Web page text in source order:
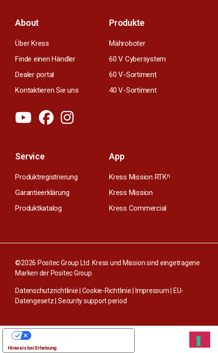
About
Über Kress
Finde einen Händler
Dealer portal
Kontaktieren Sie uns
Produkte
Mähroboter
60 V Cybersystem
60 V-Sortiment
40 V-Sortiment
Service
Produktregistrierung
Garantieerklärung
Produktkatalog
App
Kress Mission RTKn
Kress Mission
Kress Commercial
©2026 Positec Group Ltd. Kress und Mission sind eingetragene
Marken der Positec Group.
Datenschutzrichtlinie Cookie-Richtlinie Impressum
EU-
Datengesetz |Security support period
Hinweis bei Erhebung